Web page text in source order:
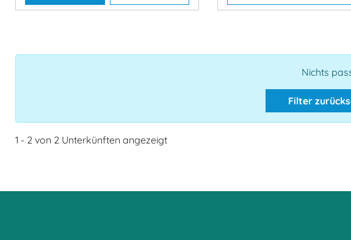
Nichts
Filter
1 - 2 von 2 Unterkünften angezeigt